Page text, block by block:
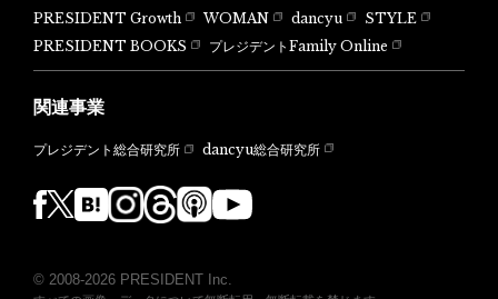
PRESIDENT Growth WOMAN dancyu
STYLE
PRESIDENT BOOKS
プレジデントFamily Online
関連事業
プレジデント総合研究所 dancyu総合研究所
© 2008-2026 PRESIDENT Inc.